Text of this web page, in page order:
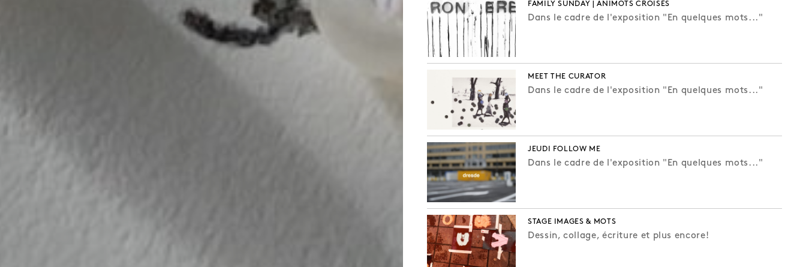
FAMILY SUNDAY | ANIMOTS CROISÉS
Dans le cadre de l'exposition "En quelques mots..."
MEET THE CURATOR
Dans le cadre de l'exposition "En quelques mots..."
JEUDI FOLLOW ME
Dans le cadre de l'exposition "En quelques mots..."
STAGE IMAGES & MOTS
Dessin, collage, écriture et plus encore!